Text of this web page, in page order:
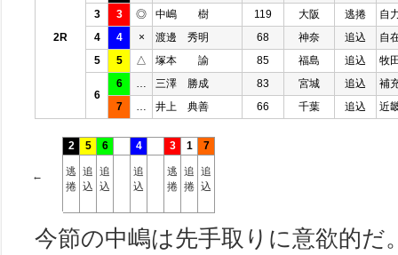
2R
3
3 ◎ 中嶋 樹 119 大阪 逃捲
自
4
4 × 渡邊 秀明 68 神奈 追込
自
5
5 △ 塚本 諭 85 福島 追込 牧
6
6 三澤 勝成 83 宮城 追込
補
7
井上 典善 66 千葉 追込 近
←
2
逃
捲
5
追
込
6
追
込
4
追
込
3
逃
捲
1
追
捲
7
追
込
今節の中嶋は先手取りに意欲的だ